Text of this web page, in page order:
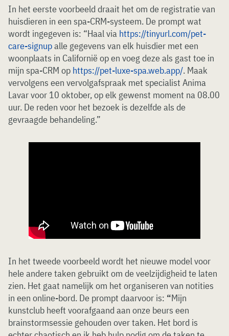
In het eerste voorbeeld draait het om de registratie van
huisdieren in een spa-CRM-systeem. De prompt wat
wordt ingegeven is: “Haal via https://tinyurl.com/pet-
care-signupalle gegevens van elk huisdier met een
woonplaats in Californië op en voeg deze als gast toe in
mijn spa-CRM op https://pet-luxe-spa.web.app/. Maak
vervolgens een vervolgafspraak met specialist Anima
Lavar voor 10 oktober, op elk gewenst moment na 08.00
uur. De reden voor het bezoek is dezelfde als de
gevraagde behandeling.”
In het tweede voorbeeld wordt het nieuwe model voor
hele andere taken gebruikt om de veelzijdigheid te laten
zien. Het gaat namelijk om het organiseren van notities
in een online-bord. De prompt daarvoor is: “Mijn
kunstclub heeft voorafgaand aan onze beurs een
brainstormsessie gehouden over taken. Het bord is